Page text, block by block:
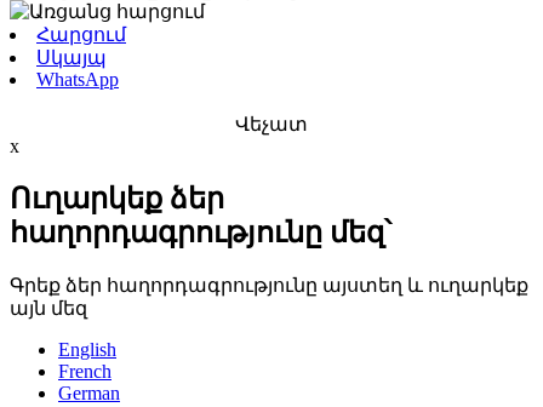
Հարցում
Սկայպ
WhatsApp
Վեչատ
x
Ուղարկեք ձեր
հաղորդագրությունը մեզ՝
Գրեք ձեր հաղորդագրությունը այստեղ և ուղարկեք
այն մեզ
English
French
German